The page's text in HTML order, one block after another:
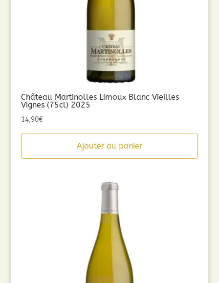
Château Martinolles Limoux Blanc Vieilles
Vignes (75cl) 2025
14,90€
Ajouter au panier